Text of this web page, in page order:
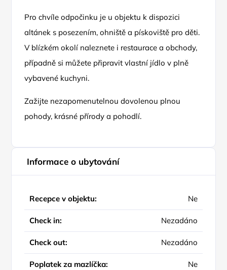
Pro chvíle odpočinku je u objektu k dispozici
altánek s posezením, ohniště a pískoviště pro děti.
V blízkém okolí naleznete i restaurace a obchody,
případně si můžete připravit vlastní jídlo v plně
vybavené kuchyni.
Zažijte nezapomenutelnou dovolenou plnou
pohody, krásné přírody a pohodlí.
Informace o ubytování
Recepce v objektu: Ne
Check in: Nezadáno
Check out: Nezadáno
Poplatek za mazlíčka: Ne